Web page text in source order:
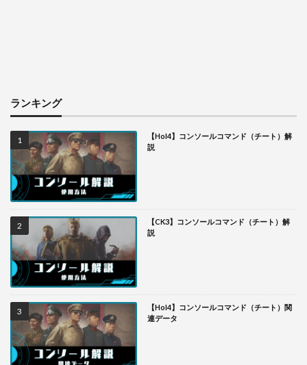
ランキング
【HoI4】コンソールコマンド（チート）解
説
【CK3】コンソールコマンド（チート）解
説
【HoI4】コンソールコマンド（チート）関
連データ